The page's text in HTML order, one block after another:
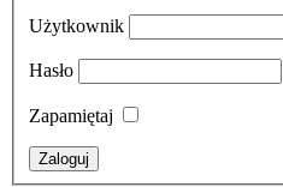
Użytkownik
Hasło
Zapamiętaj